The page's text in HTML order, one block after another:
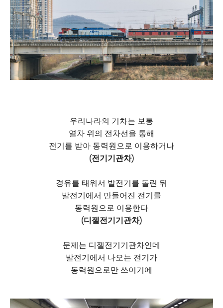
우리나라의 기차는 보통
열차 위의 전차선을 통해
전기를 받아 동력원으로 이용하거나
(전기기관차)
경유를 태워서 발전기를 돌린 뒤
발전기에서 만들어진 전기를
동력원으로 이용한다
(디젤전기기관차)
문제는 디젤전기기관차인데
발전기에서 나오는 전기가
동력원으로만 쓰이기에